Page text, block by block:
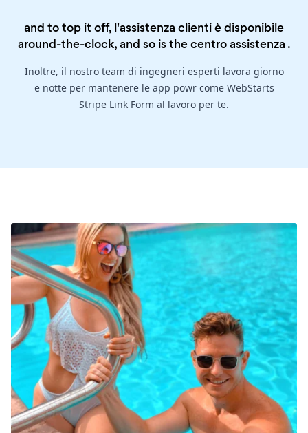
and to top it off, l'assistenza clienti è disponibile
around-the-clock, and so is thecentro assistenza .
Inoltre, il nostro team di ingegneri esperti lavora giorno
e notte per mantenere le app powr come WebStarts
Stripe Link Form al lavoro per te.